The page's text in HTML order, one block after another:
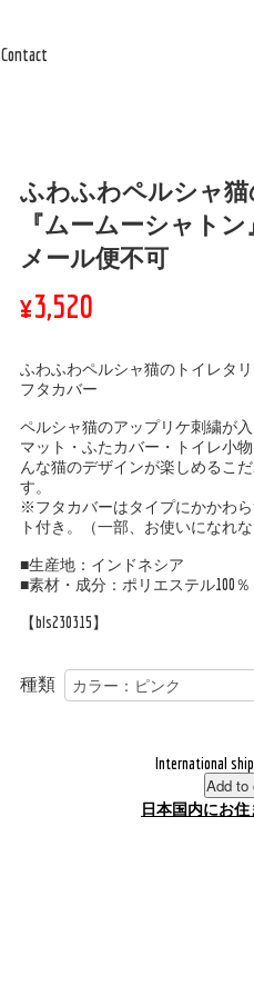
Contact
ふわふわペルシャ
『ムームーシャト
メール便不可
¥3,520
ふわふわペルシャ猫のトイレタ
フタカバー
ペルシャ猫のアップリケ刺繍が入
マット・ふたカバー・トイレ小
んな猫のデザインが楽しめるこ
す。
※フタカバーはタイプにかかわ
ト付き。（一部、お使いになれ
■生産地：インドネシア
■素材・成分：ポリエステル100％
【bls230315】
種類
International
Add to
日本国内にお